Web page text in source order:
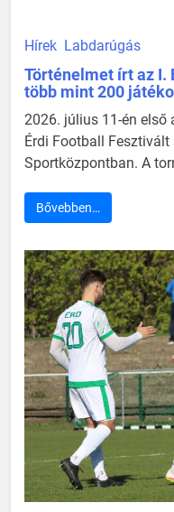
Hírek Labdarúgás
Történelmet írt az I.
több mint 200
2026. július 11-én
Érdi Football Fesztivált
Sportközpontban. A
Bővebben…